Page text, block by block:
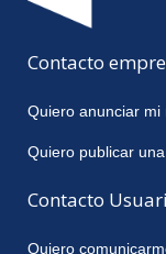
Contacto
Quiero anunciar mi
Quiero publicar
Contacto
Quiero